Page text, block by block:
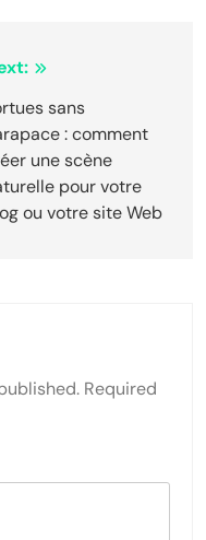
sans
: comment
une scène
pour votre
ou votre site Web
Required